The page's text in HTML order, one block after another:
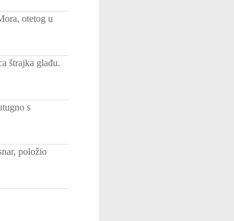
otetog u
štrajka glađu.
s
položio